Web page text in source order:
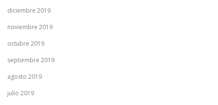
diciembre 2019
noviembre 2019
octubre 2019
septiembre 2019
agosto 2019
julio 2019